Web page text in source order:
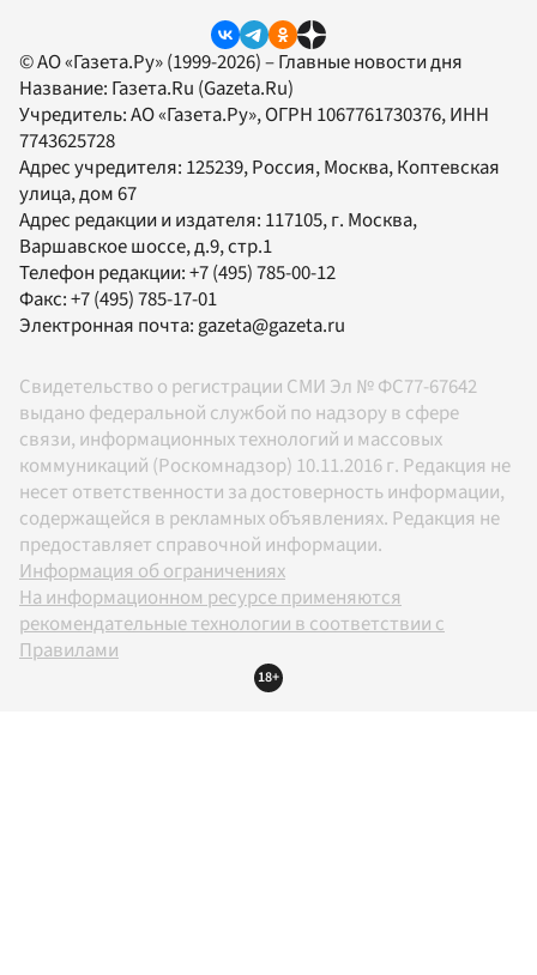
© АО «Газета.Ру» (1999-2026) – Главные новости дня
Название: Газета.Ru (Gazeta.Ru)
Учредитель:АО «Газета.Ру», ОГРН 1067761730376, ИНН
7743625728
Адрес учредителя: 125239, Россия, Москва, Коптевская
улица, дом 67
Адрес редакции и издателя: 117105, г. Москва,
Варшавское шоссе, д.9, стр.1
Телефон редакции:+7 (495) 785-00-12
Факс:+7 (495) 785-17-01
Электронная почта:gazeta@gazeta.ru
Свидетельство о регистрации СМИ Эл № ФС77-67642
выдано федеральной службой по надзору в сфере
связи, информационных технологий и массовых
коммуникаций (Роскомнадзор) 10.11.2016 г. Редакция не
несет ответственности за достоверность информации,
содержащейся в рекламных объявлениях. Редакция не
предоставляет справочной информации.
Информация об ограничениях
На информационном ресурсе применяются
рекомендательные технологии в соответствии с
Правилами
18+